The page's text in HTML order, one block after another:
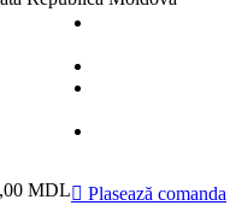
MDL Plasează comanda